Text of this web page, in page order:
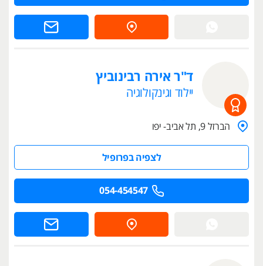
ד"ר אירה רבינוביץ
יילוד וגינקולוגיה
הברזל 9, תל אביב- יפו
לצפיה בפרופיל
054-454547